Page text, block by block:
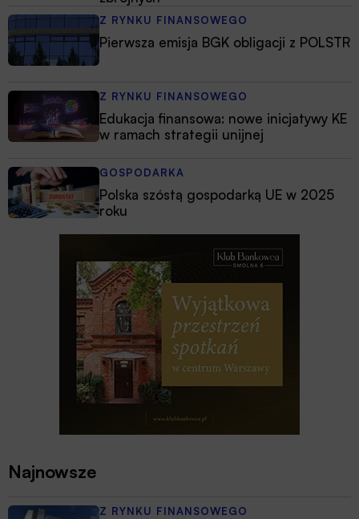
Z RYNKU FINANSOWEGO
Pierwsza emisja BGK obligacji z POLSTR
Z RYNKU FINANSOWEGO
Edukacja finansowa: nowe inicjatywy KE
w ramach strategii unijnej
GOSPODARKA
Polska szóstą gospodarką UE w 2025
roku
Najnowsze
Z RYNKU FINANSOWEGO